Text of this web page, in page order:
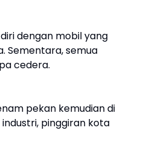
dengan mobil yang
Sementara, semua
cedera.
pekan kemudian di
pinggiran kota